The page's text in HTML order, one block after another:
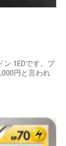
1EDです。プ
円と言われ